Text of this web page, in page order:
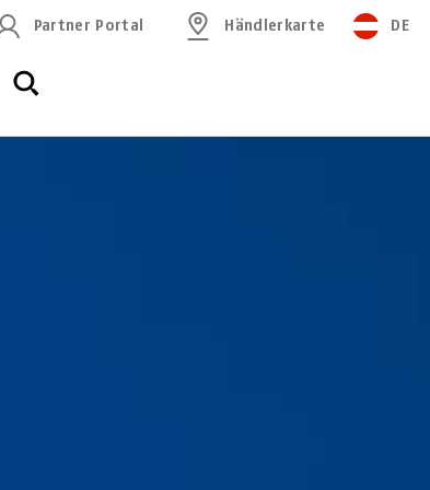
Partner Portal Händlerkarte DE